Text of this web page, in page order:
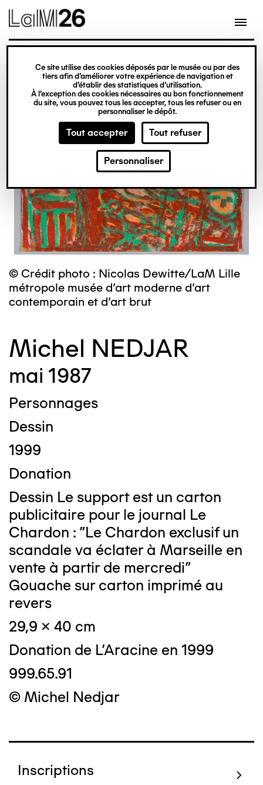
Gestion des cookies
Ce site utilise des cookies déposés par le musée ou par des
tiers afin d’améliorer votre expérience de navigation et
d’établir des statistiques d’utilisation.
À l’exception des cookies nécessaires au bon fonctionnement
du site, vous pouvez tous les accepter, tous les refuser ou en
personnaliser le dépôt.
Tout accepter Tout refuser
Personnaliser
contenu
© Crédit photo : Nicolas Dewitte/LaM Lille
métropole musée d’art moderne d’art
contemporain et d’art brut
Michel NEDJAR
mai 1987
Personnages
Dessin
1999
Donation
Dessin Le support est un carton
publicitaire pour le journal Le
Chardon : "Le Chardon exclusif un
scandale va éclater à Marseille en
vente à partir de mercredi"
Gouache sur carton imprimé au
revers
29,9 x 40 cm
Donation de L'Aracine en 1999
999.65.91
© Michel Nedjar
Inscriptions